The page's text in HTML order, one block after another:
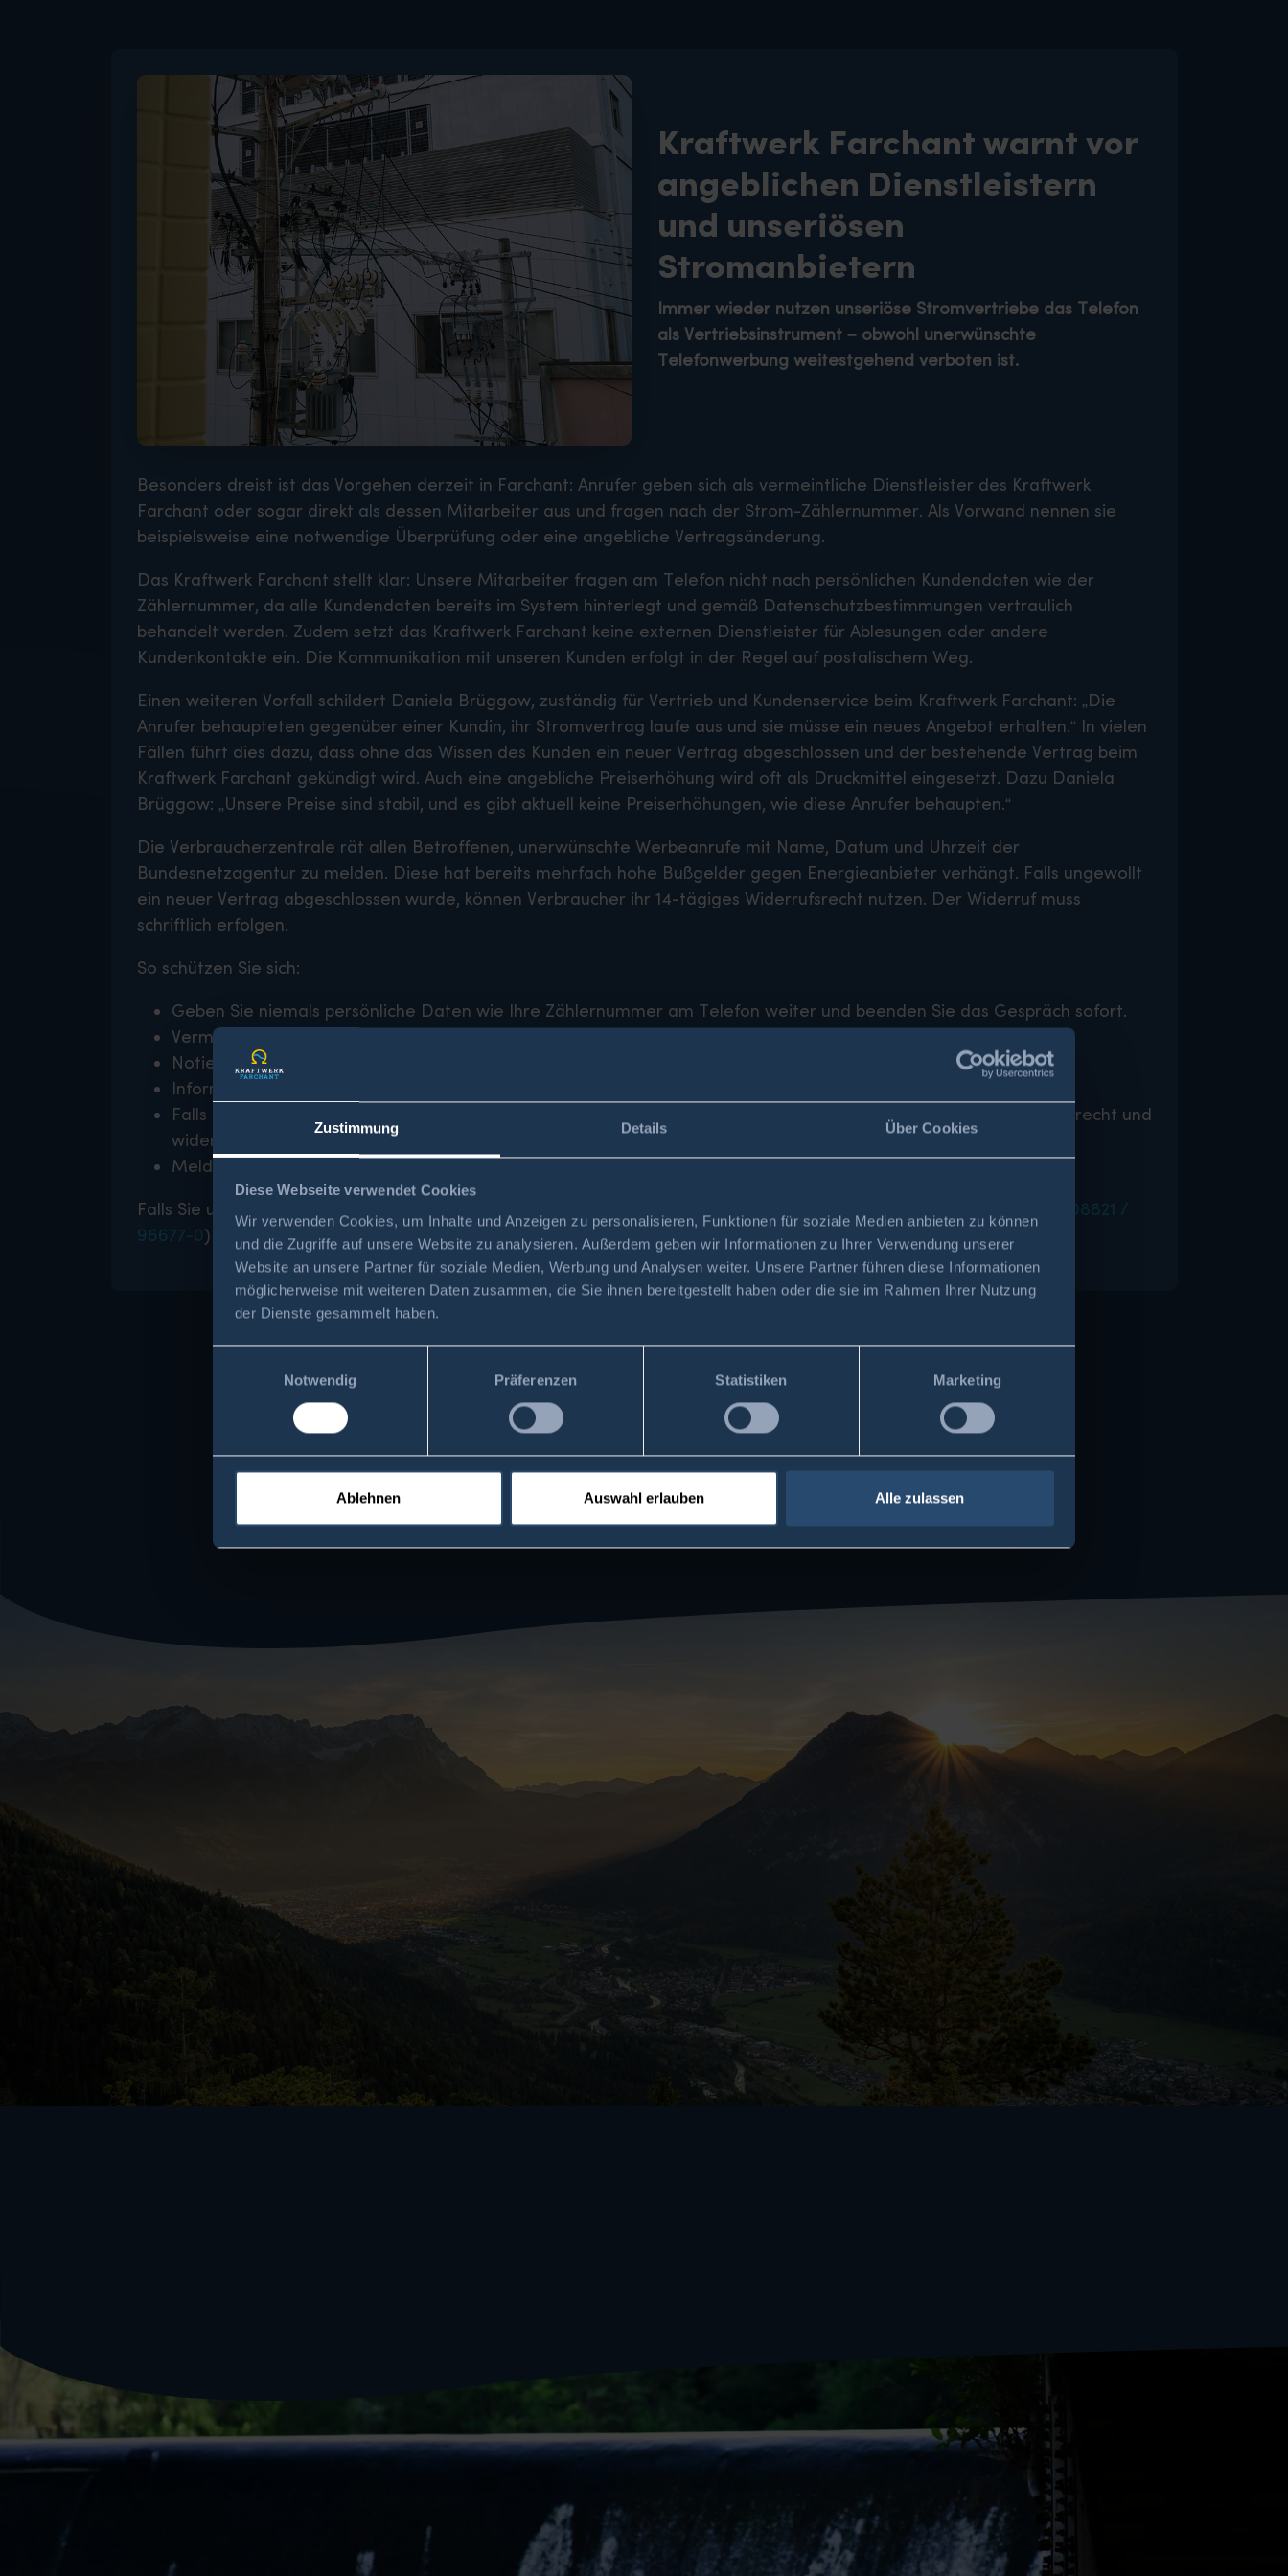
Zustimmung Details Über Cookies
Diese Webseite verwendet Cookies
Wir verwenden Cookies, um Inhalte und Anzeigen zu personalisieren, Funktionen für soziale Medien anbieten zu können
und die Zugriffe auf unsere Website zu analysieren. Außerdem geben wir Informationen zu Ihrer Verwendung unserer
Website an unsere Partner für soziale Medien, Werbung und Analysen weiter. Unsere Partner führen diese Informationen
möglicherweise mit weiteren Daten zusammen, die Sie ihnen bereitgestellt haben oder die sie im Rahmen Ihrer Nutzung
der Dienste gesammelt haben.
Notwendig
Präferenzen Statistiken Marketing
Ablehnen Auswahl erlauben Alle zulassen
Kraftwerk Farchant warnt vor
angeblichen Dienstleistern
und unseriösen
Stromanbietern
Immer wieder nutzen unseriöse Stromvertriebe das Telefon
als Vertriebsinstrument – obwohl unerwünschte
Telefonwerbung weitestgehend verboten ist.
Besonders dreist ist das Vorgehen derzeit in Farchant: Anrufer geben sich als vermeintliche Dienstleister des Kraftwerk
Farchant oder sogar direkt als dessen Mitarbeiter aus und fragen nach der Strom-Zählernummer. Als Vorwand nennen sie
beispielsweise eine notwendige Überprüfung oder eine angebliche Vertragsänderung.
Das Kraftwerk Farchant stellt klar: Unsere Mitarbeiter fragen am Telefon nicht nach persönlichen Kundendaten wie der
Zählernummer, da alle Kundendaten bereits im System hinterlegt und gemäß Datenschutzbestimmungen vertraulich
behandelt werden. Zudem setzt das Kraftwerk Farchant keine externen Dienstleister für Ablesungen oder andere
Kundenkontakte ein. Die Kommunikation mit unseren Kunden erfolgt in der Regel auf postalischem Weg.
Einen weiteren Vorfall schildert Daniela Brüggow, zuständig für Vertrieb und Kundenservice beim Kraftwerk Farchant: „Die
Anrufer behaupteten gegenüber einer Kundin, ihr Stromvertrag laufe aus und sie müsse ein neues Angebot erhalten.“ In vielen
Fällen führt dies dazu, dass ohne das Wissen des Kunden ein neuer Vertrag abgeschlossen und der bestehende Vertrag beim
Kraftwerk Farchant gekündigt wird. Auch eine angebliche Preiserhöhung wird oft als Druckmittel eingesetzt. Dazu Daniela
Brüggow: „Unsere Preise sind stabil, und es gibt aktuell keine Preiserhöhungen, wie diese Anrufer behaupten.“
Die Verbraucherzentrale rät allen Betroffenen, unerwünschte Werbeanrufe mit Name, Datum und Uhrzeit der
Bundesnetzagentur zu melden. Diese hat bereits mehrfach hohe Bußgelder gegen Energieanbieter verhängt. Falls ungewollt
ein neuer Vertrag abgeschlossen wurde, können Verbraucher ihr 14-tägiges Widerrufsrecht nutzen. Der Widerruf muss
schriftlich erfolgen.
So schützen Sie sich:
Geben Sie niemals persönliche Daten wie Ihre Zählernummer am Telefon weiter und beenden Sie das Gespräch sofort.
Vermeiden Sie es, Fragen mit „Ja“ zu beantworten.
Notieren Sie sich den Namen des Anrufers, dessen Telefonnummer, Datum und Uhrzeit des Anrufs.
Informieren Sie das Kraftwerk Farchant – Ihr Hinweis hilft, weitere Kunden zu schützen.
Falls Sie eine Auftragsbestätigung oder einen neuen Vertrag erhalten haben: Nutzen Sie Ihr 14-tägiges Widerrufsrecht und
widersprechen Sie umgehend schriftlich. Wir unterstützen Sie dabei gerne.
Melden Sie unerlaubte Telefonwerbung bei der Bundesnetzagentur unter
Falls Sie unsicher sind, ob Sie betroffen sind, helfen wir Ihnen gerne weiter. Daniela Brüggow (
08821 /
96677-0) und das gesamte KWF-Team stehen Ihnen für Fragen und Anliegen zur Verfügung.